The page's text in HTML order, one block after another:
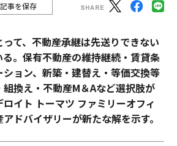
記事を保存
て、不動産承継は先送りできない
。保有不動産の維持継続・賃貸条
ョン、新築・建替え・等価交換等
組換え・不動産М＆Aなど選択肢が
イト トーマツ ファミリーオフィ
ドバイザリーが新たな解を示す。